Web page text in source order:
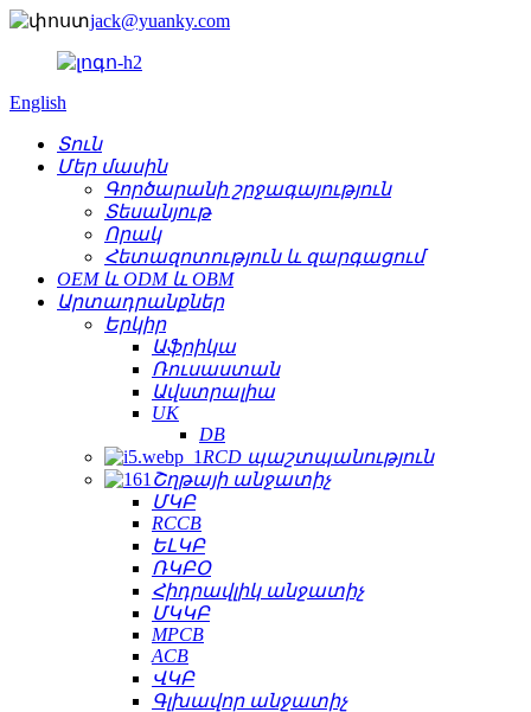
jack@yuanky.com
English
Տուն
Մեր մասին
Գործարանի շրջագայություն
Տեսանյութ
Որակ
Հետազոտություն և զարգացում
OEM և ODM և OBM
Արտադրանքներ
Երկիր
Աֆրիկա
Ռուսաստան
Ավստրալիա
UK
DB
RCD պաշտպանություն
Շղթայի անջատիչ
ՄԿԲ
RCCB
ԵԼԿԲ
ՌԿԲՕ
Հիդրավլիկ անջատիչ
ՄԿԿԲ
MPCB
ACB
ՎԿԲ
Գլխավոր անջատիչ